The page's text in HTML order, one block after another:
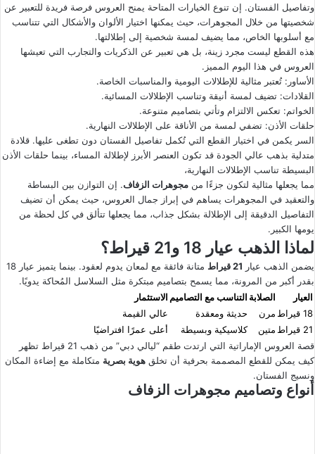
وتفاصيل الفستان. إن تنوع الخيارات المتاحة يمنح العروس فرصة فريدة للتعبير عن
شخصيتها من خلال المجوهرات، حيث يمكنها اختيار الألوان والأشكال التي تتناسب
مع أسلوبها الخاص، مما يضيف لمسة شخصية إلى إطلالتها.
هذه القطع ليست مجرد زينة، بل هي تعبير عن الذكريات والتجارب التي تعيشها
العروس في هذا اليوم المميز.
الأساور: تُعتبر مثالية للإطلالات اليومية والمناسبات الخاصة.
القلادات: تضيف لمسة أنيقة وتناسب الإطلالات المسائية.
الخواتم: تعكس الالتزام وتأتي بتصاميم متنوعة.
حلقات الأذن: تضفي لمسة من الأناقة على الإطلالات النهارية.
السر يكمن في اختيار القطع التي تُكمل تفاصيل الفستان دون تطغى عليها. قلادة
متدلية بذهب عالي الجودة قد تكون العنصر الأبرز لإطلالة المساء، بينما حلقات الأذن
البسيطة تناسب الإطلالات النهارية،
مما يجعلها مثالية لتكون جزءًا من مجوهرات الزفاف. إن التوازن بين البساطة
والتعقيد في المجوهرات يساهم في إبراز جمال العروس، حيث يمكن أن تضيف
التفاصيل الدقيقة إلى الإطلالة بشكل جذاب، مما يجعلها تتألق في كل لحظة من
يومها الكبير.
لماذا الذهب عيار 18 و21 قيراط؟
يضمن الذهب عيار 21 قيراط
متانة فائقة مع لمعان يدوم لعقود. بينما يتميز عيار 18
بقدر أكبر من المرونة، مما يسمح بتصاميم مبتكرة مثل السلاسل المُحاكة يدويًا.
العيار
الصلابة التناسب مع التصاميم الاستثمار
18 قيراط
مرن حديثة ومعقدة
عالي القيمة
21 قيراط
متين كلاسيكية وبسيطة
أعلى عمرًا افتراضيًا
قصة العروس الإماراتية التي ارتدت طقم “ليالي دبي” من ذهب 21 قيراط تظهر
كيف يمكن للقطع المصممة بحرفية أن تخلق هوية بصرية متكاملة مع إضاءة المكان
ونسيج الفستان.
أنواع وتصاميم مجوهرات الزفاف